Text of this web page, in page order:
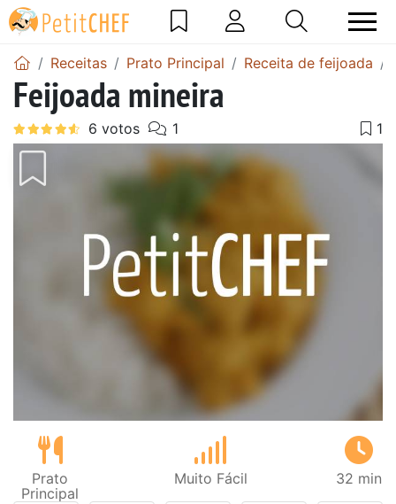
Receitas Prato Principal Receita de feijoada
Feijoada mineira
Prato
Principal
Muito Fácil 32 min